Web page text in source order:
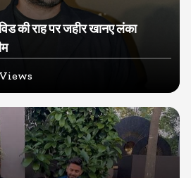
की राह पर जहीर खानए लंका
Views